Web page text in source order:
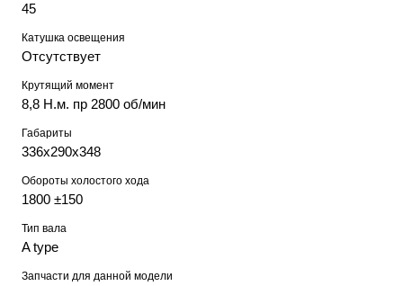
45
Катушка освещения
Отсутствует
Крутящий момент
8,8 Н.м. пр 2800 об/мин
Габариты
336х290х348
Обороты холостого хода
1800 ±150
Тип вала
A type
Запчасти для данной модели